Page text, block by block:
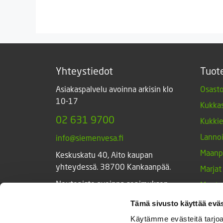
Tämä sivusto käyttää
Käytämme evästeitä
Yhteystiedot
Asiakaspalvelu avoinna arkisin klo
10-17
02 631 9700
info@siemenvesa.fi
Keskuskatu 40, Aito kaupan
yhteydessä. 38700 Kankaanpää.
Noutopiste avoinna sopimuksen
Muut
Muut